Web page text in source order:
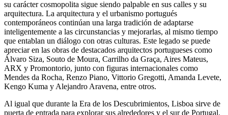
su carácter cosmopolita sigue siendo palpable en sus calles y su
arquitectura. La arquitectura y el urbanismo portugués
contemporáneos continúan una larga tradición de adaptarse
inteligentemente a las circunstancias y mejorarlas, al mismo tiempo
que entablan un diálogo con otras culturas. Este legado se puede
apreciar en las obras de destacados arquitectos portugueses como
Álvaro Siza, Souto de Moura, Carrilho da Graça, Aires Mateus,
ARX y Promontorio, junto con figuras internacionales como
Mendes da Rocha, Renzo Piano, Vittorio Gregotti, Amanda Levete,
Kengo Kuma y Alejandro Aravena, entre otros.
Al igual que durante la Era de los Descubrimientos, Lisboa sirve de
puerta de entrada para explorar sus alrededores y el sur de Portugal.